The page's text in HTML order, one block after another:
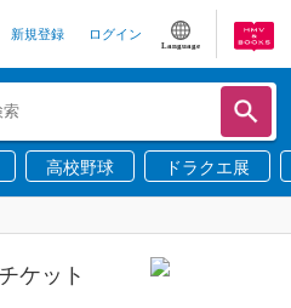
新規登録 ログイン
Language
高校野球 ドラクエ展
ケット